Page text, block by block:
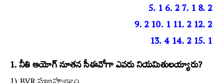
5. 1 6. 2 7. 1 8. 2
9. 2 10. 1 11. 2 12. 2
13. 4 14. 2 15. 1
1. నీతి ఆయోగ్‌ నూతన సీఈవోగా ఎవరు నియమితులయ్యారు?